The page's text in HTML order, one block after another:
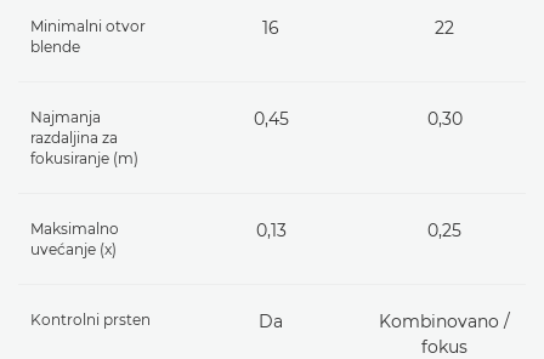
Minimalni otvor
blende
16 22
Najmanja
razdaljina za
fokusiranje (m)
0,45 0,30
Maksimalno
uvećanje (x)
0,13 0,25
Kontrolni prsten Da
Kombinovano /
fokus